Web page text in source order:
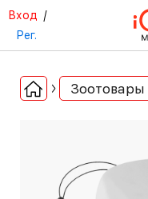
Вход /
Рег.
Зоотовары